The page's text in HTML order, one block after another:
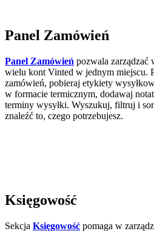
Panel Zamówień
Panel Zamówień pozwala zarządzać
wielu kont Vinted w jednym miejscu.
zamówień, pobieraj etykiety
w formacie termicznym, dodawaj
terminy wysyłki. Wyszukuj, filtruj i
znaleźć to, czego potrzebujesz.
Księgowość
Sekcja Księgowość pomaga w